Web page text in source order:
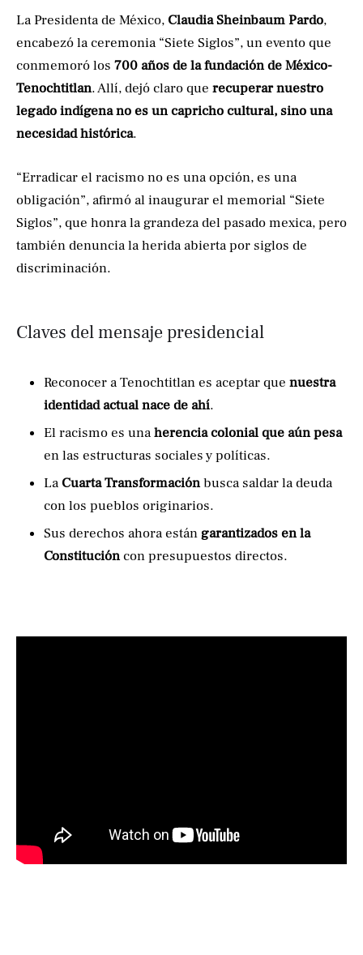
La Presidenta de México, Claudia Sheinbaum Pardo,
encabezó la ceremonia “Siete Siglos”, un evento que
conmemoró los 700 años de la fundación de México-
Tenochtitlan. Allí, dejó claro que recuperar nuestro
legado indígena no es un capricho cultural, sino una
necesidad histórica.
“Erradicar el racismo no es una opción, es una
obligación”, afirmó al inaugurar el memorial “Siete
Siglos”, que honra la grandeza del pasado mexica, pero
también denuncia la herida abierta por siglos de
discriminación.
Claves del mensaje presidencial
Reconocer a Tenochtitlan es aceptar que nuestra
identidad actual nace de ahí.
El racismo es unaherencia colonial que aún pesa
en las estructuras sociales y políticas.
La Cuarta Transformaciónbusca saldar la deuda
con los pueblos originarios.
Sus derechos ahora estángarantizados en la
Constitucióncon presupuestos directos.